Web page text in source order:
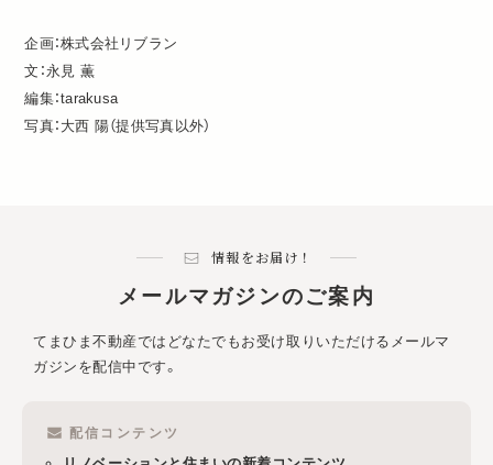
企画：株式会社リブラン
文：永見 薫
編集：tarakusa
写真：大西 陽（提供写真以外）
情報をお届け！
メールマガジンのご案内
てまひま不動産ではどなたでもお受け取りいただけるメールマ
ガジンを配信中です。
配信コンテンツ